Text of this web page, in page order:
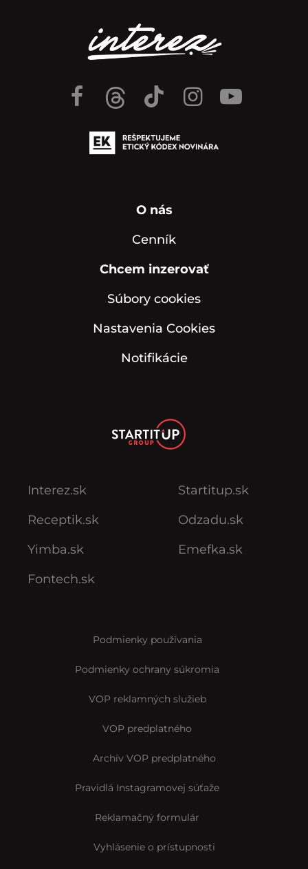
O nás
Cenník
Chcem inzerovať
Súbory cookies
Nastavenia Cookies
Notifikácie
Interez.sk
Receptik.sk
Yimba.sk
Fontech.sk
Startitup.sk
Odzadu.sk
Emefka.sk
Podmienky používania
Podmienky ochrany súkromia
VOP reklamných služieb
VOP predplatného
Archív VOP predplatného
Pravidlá Instagramovej súťaže
Reklamačný formulár
Vyhlásenie o prístupnosti